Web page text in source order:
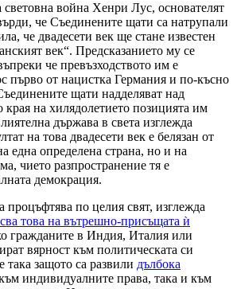
световна война Хенри Лус, основателят
че Съединените щати са натрупали
че двадесети век ще стане известен
век“. Предсказанието му се
че превъзходството им е
първо от нацистка Германия и по-късно
щати надделяват над
на хилядолетието позицията им
държава в света изглежда
на това двадесети век е белязан от
една определена страна, но и на
чието разпространение тя е
демокрация.
процъфтява по целия свят, изглежда
това на вътрешно-присъщата ѝ
гражданите в Индия, Италия или
вярност към политическата си
така защото са развили дълбока
индивидуалните права, така и към